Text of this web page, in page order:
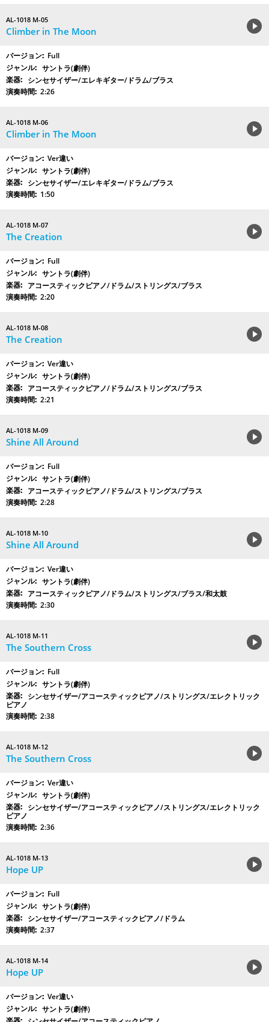
AL-1018 M-05
Climber in The Moon
Full
サントラ(劇伴)
シンセサイザー/エレキギター/ドラム/ブラス
2:26
AL-1018 M-06
Climber in The Moon
Ver違い
サントラ(劇伴)
シンセサイザー/エレキギター/ドラム/ブラス
1:50
AL-1018 M-07
The Creation
Full
サントラ(劇伴)
アコースティックピアノ/ドラム/ストリングス/ブラス
2:20
AL-1018 M-08
The Creation
Ver違い
サントラ(劇伴)
アコースティックピアノ/ドラム/ストリングス/ブラス
2:21
AL-1018 M-09
Shine All Around
Full
サントラ(劇伴)
アコースティックピアノ/ドラム/ストリングス/ブラス
2:28
AL-1018 M-10
Shine All Around
Ver違い
サントラ(劇伴)
アコースティックピアノ/ドラム/ストリングス/ブラス/和太鼓
2:30
AL-1018 M-11
The Southern Cross
Full
サントラ(劇伴)
シンセサイザー/アコースティックピアノ/ストリングス/エレクトリック
ピアノ
2:38
AL-1018 M-12
The Southern Cross
Ver違い
サントラ(劇伴)
シンセサイザー/アコースティックピアノ/ストリングス/エレクトリック
ピアノ
2:36
AL-1018 M-13
Hope UP
Full
サントラ(劇伴)
シンセサイザー/アコースティックピアノ/ドラム
2:37
AL-1018 M-14
Hope UP
Ver違い
サントラ(劇伴)